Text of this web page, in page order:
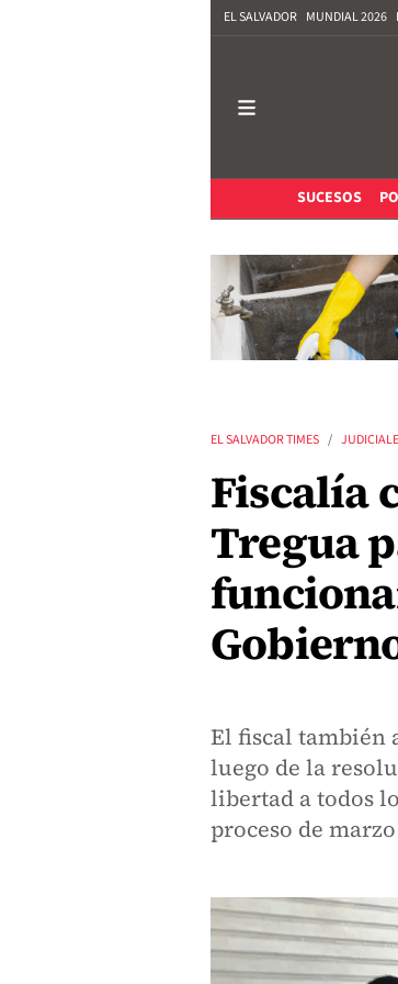
EL SALVADOR MUNDIAL 2026
SUCESOS
EL SALVADOR TIMES
Fiscalía
Tregua
El fiscal también
luego de la
libertad a todos
proceso de